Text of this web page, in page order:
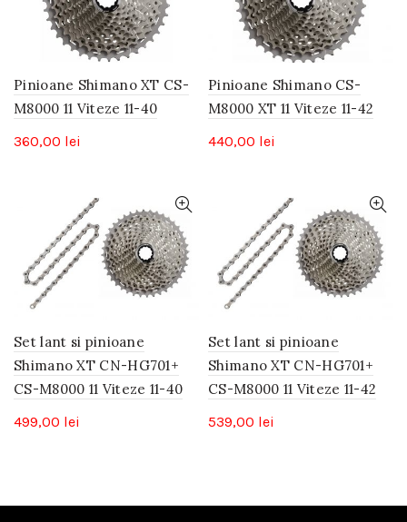
Pinioane Shimano XT CS-
M8000 11 Viteze 11-40
360,00 lei
Pinioane Shimano CS-
M8000 XT 11 Viteze 11-42
440,00 lei
Set lant si pinioane
Shimano XT CN-HG701+
CS-M8000 11 Viteze 11-40
499,00 lei
Set lant si pinioane
Shimano XT CN-HG701+
CS-M8000 11 Viteze 11-42
539,00 lei